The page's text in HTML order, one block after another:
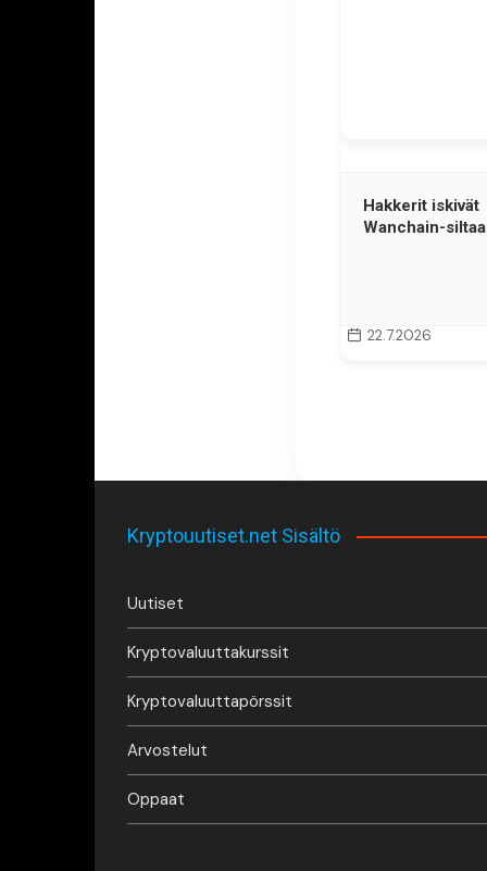
Hakkerit iskivät
Wanchain-
22.7.2026
Kryptouutiset.net Sisältö
Uutiset
Kryptovaluuttakurssit
Kryptovaluuttapörssit
Arvostelut
Oppaat